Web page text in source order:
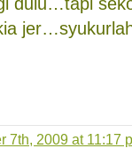
7th, 2009 at 11:17